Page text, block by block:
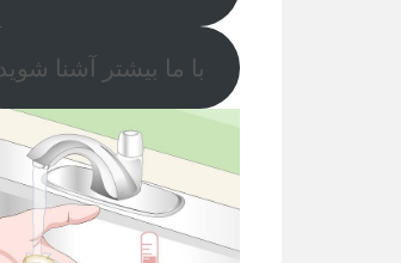
با ما بیشتر آشنا شوید